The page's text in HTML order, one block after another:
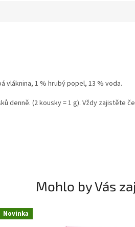
vláknina, 1 % hrubý popel, 13 % voda.
denně. (2 kousky = 1 g). Vždy zajistěte
Mohlo by Vás
Novinka
Přihlašte se k odběru
získejte 5 % slevu na
Email